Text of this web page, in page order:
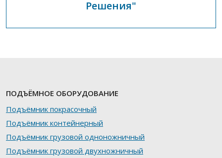
Решения"
ПОДЪЁМНОЕ ОБОРУДОВАНИЕ
Подъёмник покрасочный
Подъёмник контейнерный
Подъёмник грузовой одноножничный
Подъёмник грузовой двухножничный